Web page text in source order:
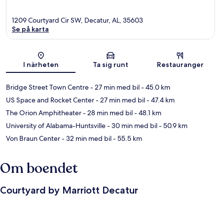
Karta
1209 Courtyard Cir SW, Decatur, AL, 35603
Se på karta
I närheten Ta sig runt Restauranger
Bridge Street Town Centre- 27 min med bil- 45.0 km
US Space and Rocket Center- 27 min med bil- 47.4 km
The Orion Amphitheater- 28 min med bil- 48.1 km
University of Alabama-Huntsville- 30 min med bil- 50.9 km
Von Braun Center- 32 min med bil- 55.5 km
Om boendet
Courtyard by Marriott Decatur